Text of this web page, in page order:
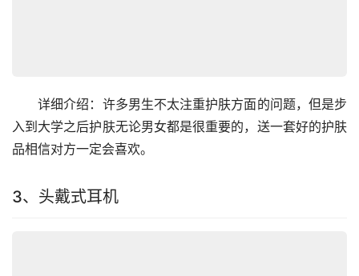
详细介绍：许多男生不太注重护肤方面的问题，但是步
入到大学之后护肤无论男女都是很重要的，送一套好的护肤
品相信对方一定会喜欢。
3、头戴式耳机